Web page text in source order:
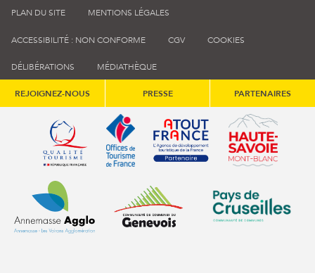
PLAN DU SITE MENTIONS LÉGALES
ACCESSIBILITÉ : NON CONFORME CGV COOKIES
DÉLIBÉRATIONS MÉDIATHÈQUE
REJOIGNEZ-NOUS PRESSE PARTENAIRES
Qualité tourisme (s'ouvre dans une nouvelle fenêtre)
Office de tourisme de France (s'ouvre
Atout France (s'ouvre dans
Annemasse Agglo (s'ouvre dans une nouvelle fenêtre)
Communauté de communes du
Communauté de